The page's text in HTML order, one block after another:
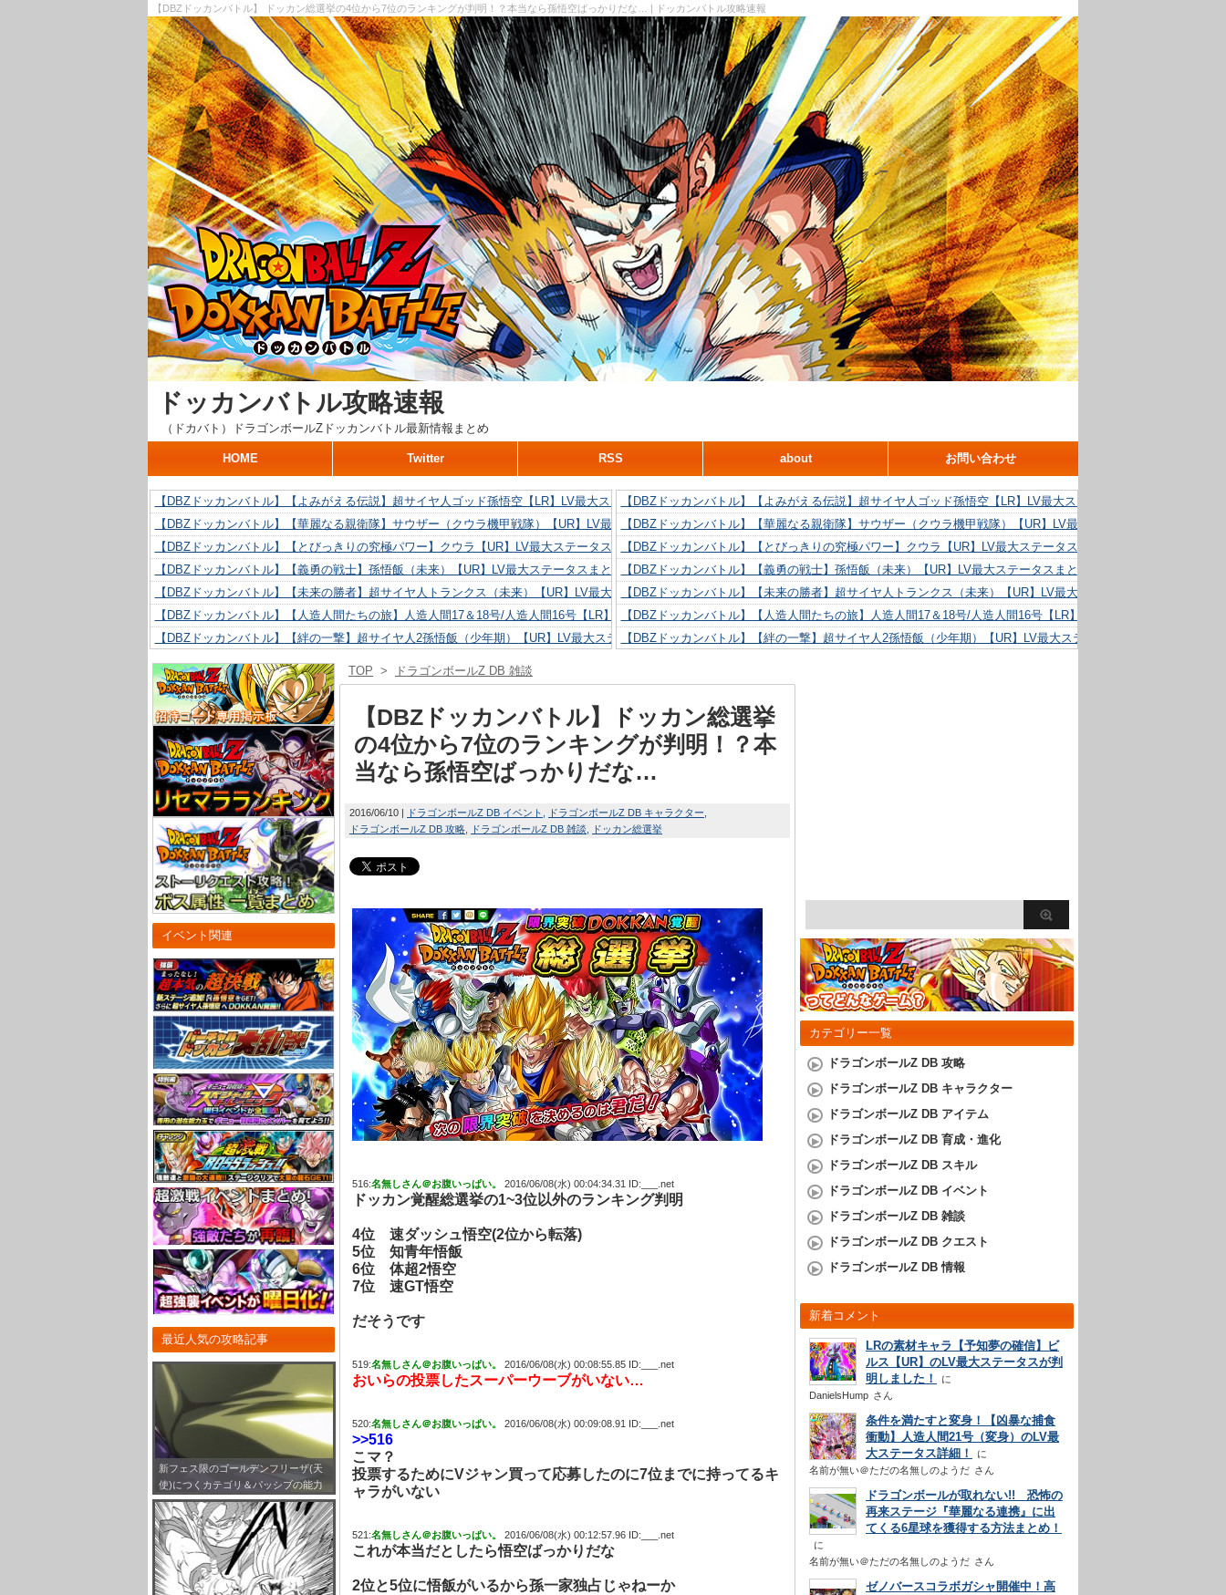
【DBZドッカンバトル】 ドッカン総選挙の4位から7位のランキングが判明！？本当なら孫悟空ばっかりだな… | ドッカンバトル攻略速報
ドッカンバトル攻略速報
（ドカバト）ドラゴンボールZドッカンバトル最新情報まとめ
HOME Twitter RSS about お問い合わせ
【DBZドッカンバトル】【よみがえる伝説】超サイヤ人ゴッド孫悟空【LR】LV最大ステータスまとめ！
【DBZドッカンバトル】【華麗なる親衛隊】サウザー（クウラ機甲戦隊）【UR】LV最大ステータスまとめ！
【DBZドッカンバトル】【とびっきりの究極パワー】クウラ【UR】LV最大ステータスまとめ！
【DBZドッカンバトル】【義勇の戦士】孫悟飯（未来）【UR】LV最大ステータスまとめ！
【DBZドッカンバトル】【未来の勝者】超サイヤ人トランクス（未来）【UR】LV最大ステータスまとめ！
【DBZドッカンバトル】【人造人間たちの旅】人造人間17＆18号/人造人間16号【LR】LV最大ステータスまとめ！
【DBZドッカンバトル】【絆の一撃】超サイヤ人2孫悟飯（少年期）【UR】LV最大ステータスまとめ！
【DBZドッカンバトル】【抗い続ける精神力】人造人間18号【UR】LV最大ステータスまとめ！
【DBZドッカンバトル】【技巧とひらめき】クリリン【UR】LV最大ステータスまとめ！
【DBZドッカンバトル】【新たに得た好機】人造人間16号【UR】LV最大ステータスまとめ！
【DBZドッカンバトル】【よみがえる伝説】超サイヤ人ゴッド孫悟空【LR】LV最大ステータスまとめ！
【DBZドッカンバトル】【華麗なる親衛隊】サウザー（クウラ機甲戦隊）【UR】LV最大ステータスまとめ！
【DBZドッカンバトル】【とびっきりの究極パワー】クウラ【UR】LV最大ステータスまとめ！
【DBZドッカンバトル】【義勇の戦士】孫悟飯（未来）【UR】LV最大ステータスまとめ！
【DBZドッカンバトル】【未来の勝者】超サイヤ人トランクス（未来）【UR】LV最大ステータスまとめ！
【DBZドッカンバトル】【人造人間たちの旅】人造人間17＆18号/人造人間16号【LR】LV最大ステータスまとめ！
【DBZドッカンバトル】【絆の一撃】超サイヤ人2孫悟飯（少年期）【UR】LV最大ステータスまとめ！
【DBZドッカンバトル】【技巧とひらめき】クリリン【UR】LV最大ステータスまとめ！
【DBZドッカンバトル】【新たに得た好機】人造人間16号【UR】LV最大ステータスまとめ！
イベント関連
最近人気の攻略記事
新フェス限のゴールデンフリーザ(天
使)につくカテゴリ＆パッシブの能力
とは！？
TOP > ドラゴンボールZ DB 雑談
【DBZドッカンバトル】ドッカン総選挙
の4位から7位のランキングが判明！？本
当なら孫悟空ばっかりだな…
2016/06/10 ドラゴンボールZ DB イベント
ドラゴンボールZ DB キャラクター
ドラゴンボールZ DB 攻略
ドラゴンボールZ DB 雑談 ドッカン総選挙
516:名無しさん＠お腹いっぱい。 2016/06/08(水) 00:04:34.31 ID:___.net
ドッカン覚醒総選挙の1~3位以外のランキング判明
4位 速ダッシュ悟空(2位から転落)
5位 知青年悟飯
6位 体超2悟空
7位 速GT悟空
だそうです
519:名無しさん＠お腹いっぱい。 2016/06/08(水) 00:08:55.85 ID:___.net
おいらの投票したスーパーウーブがいない…
520:名無しさん＠お腹いっぱい。 2016/06/08(水) 00:09:08.91 ID:___.net
>>516
こマ？
投票するためにVジャン買って応募したのに7位までに持ってるキ
ャラがいない
521:名無しさん＠お腹いっぱい。 2016/06/08(水) 00:12:57.96 ID:___.net
これが本当だとしたら悟空ばっかりだな
2位と5位に悟飯がいるから孫一家独占じゃねーか
カテゴリー一覧
ドラゴンボールZ DB 攻略
ドラゴンボールZ DB キャラクター
ドラゴンボールZ DB アイテム
ドラゴンボールZ DB 育成・進化
ドラゴンボールZ DB スキル
ドラゴンボールZ DB イベント
ドラゴンボールZ DB 雑談
ドラゴンボールZ DB クエスト
ドラゴンボールZ DB 情報
新着コメント
LRの素材キャラ【予知夢の確信】ビ
ルス【UR】のLV最大ステータスが判
明しました！
DanielsHump さん
条件を満たすと変身！【凶暴な捕食
衝動】人造人間21号（変身）のLV最
大ステータス詳細！
名前が無い＠ただの名無しのようだ さん
ドラゴンボールが取れない!! 恐怖の
再来ステージ『華麗なる連携』に出
てくる6星球を獲得する方法まとめ！
名前が無い＠ただの名無しのようだ さん
ゼノバースコラボガシャ開催中！高